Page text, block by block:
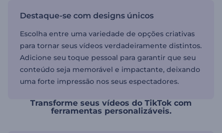
Destaque-se com designs únicos
Escolha entre uma variedade de opções criativas
para tornar seus vídeos verdadeiramente distintos.
Adicione seu toque pessoal para garantir que seu
conteúdo seja memorável e impactante, deixando
uma forte impressão nos seus espectadores.
Transforme seus vídeos do TikTok com
ferramentas personalizáveis.